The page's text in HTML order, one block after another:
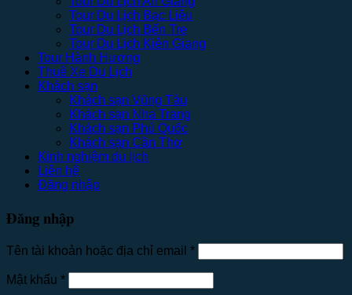
Tour Du Lịch Bạc Liêu
Tour Du Lịch Bến Tre
Tour Du Lịch Kiên Giang
Tour Hành Hương
Thuê Xe Du Lịch
Khách sạn
Khách sạn Vũng Tàu
Khách sạn Nha Trang
Khách sạn Phú Quốc
Khách sạn Cần Thơ
Kinh nghiệm du lịch
Liên hệ
Đăng nhập
Đăng nhập
Tên tài khoản hoặc địa chỉ email *
Mật khẩu *